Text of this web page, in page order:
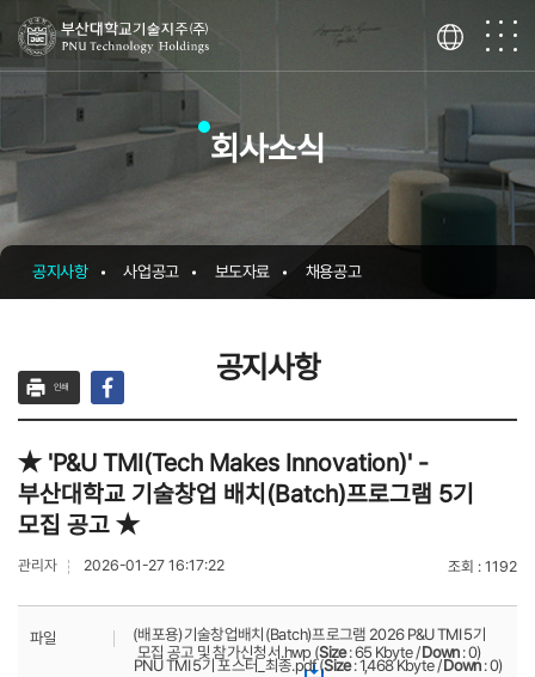
회사소식
공지사항 사업공고 보도자료 채용공고
공지사항
인쇄
★ 'P&U TMI(Tech Makes Innovation)' -
부산대학교 기술창업 배치(Batch)프로그램 5기
모집 공고 ★
조회 1192
관리자 2026-01-27 16:17:22
파일
(배포용)기술창업배치(Batch)프로그램 2026 P&U TMI 5기
모집 공고 및 참가신청서.hwp (Size: 65 Kbyte /Down: 0)
PNU TMI 5기 포스터_최종.pdf (Size: 1,468 Kbyte /Down: 0)